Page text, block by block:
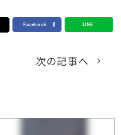
次の記事へ